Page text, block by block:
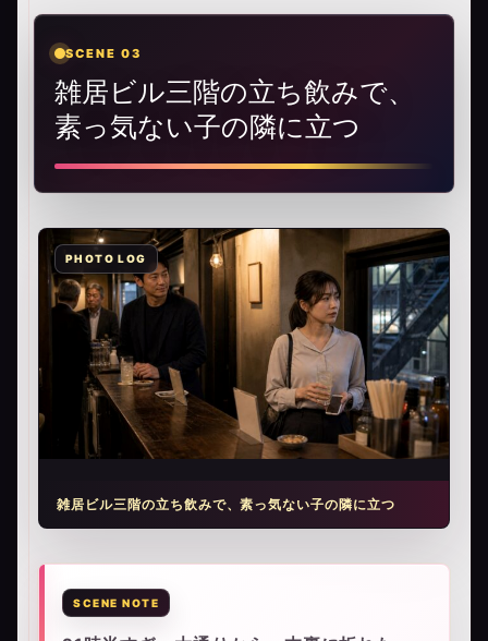
SCENE 03
雑居ビル三階の立ち飲みで、
素っ気ない子の隣に立つ
雑居ビル三階の立ち飲みで、素っ気ない子の隣に立つ